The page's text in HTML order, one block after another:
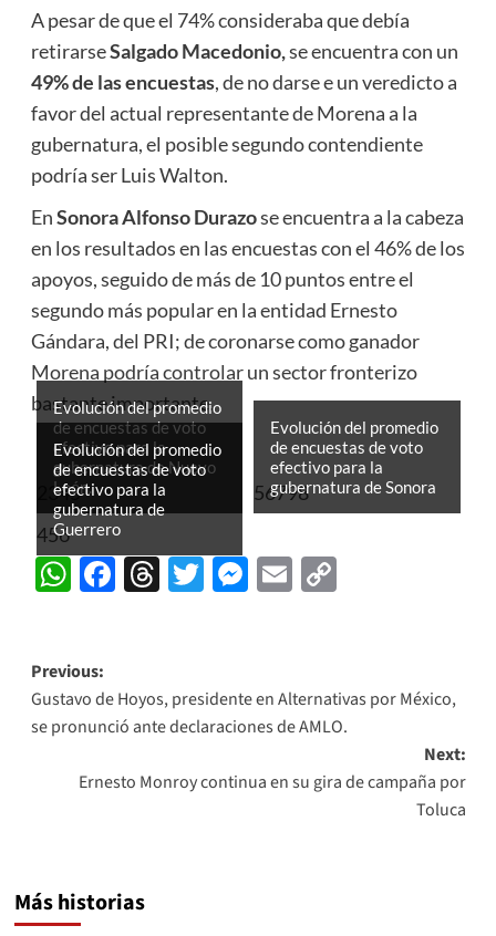
A pesar de que el 74% consideraba que debía
retirarseSalgado Macedonio,se encuentra con un
49% de las encuestas, de no darse e un veredicto a
favor del actual representante de Morena a la
gubernatura, el posible segundo contendiente
podría ser Luis Walton.
EnSonora Alfonso Durazose encuentra a la cabeza
en los resultados en las encuestas con el 46% de los
apoyos, seguido de más de 10 puntos entre el
segundo más popular en la entidad Ernesto
Gándara, del PRI; de coronarse como ganador
Morena podría controlar un sector fronterizo
bastante importante.
2345
Evolución del promedio
de encuestas de voto
efectivo para la
gubernatura de Nuevo
León.
56798
Evolución del promedio
de encuestas de voto
efectivo para la
gubernatura de Sonora
456
Evolución del promedio
de encuestas de voto
efectivo para la
gubernatura de
Guerrero
WhatsApp
Facebook
Threads
Twitter
Messenger
EmailCopy
Post
navigation
Previous:
Gustavo de Hoyos, presidente en Alternativas por México,
se pronunció ante declaraciones de AMLO.
Next:
Ernesto Monroy continua en su gira de campaña por
Toluca
Más historias